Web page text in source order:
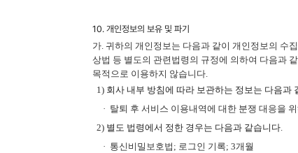
10. 개인정보의 보유 및 파기
가. 귀하의 개인정보는 다음과 같이 개인정보의 수
상법 등 별도의 관련법령의 규정에 의하여 다음과
목적으로 이용하지 않습니다.
1) 회사 내부 방침에 따라 보관하는 정보는 다음과
· 탈퇴 후 서비스 이용내역에 대한 분쟁 대응을 위
2) 별도 법령에서 정한 경우는 다음과 같습니다.
· 통신비밀보호법 ; 로그인 기록; 3개월